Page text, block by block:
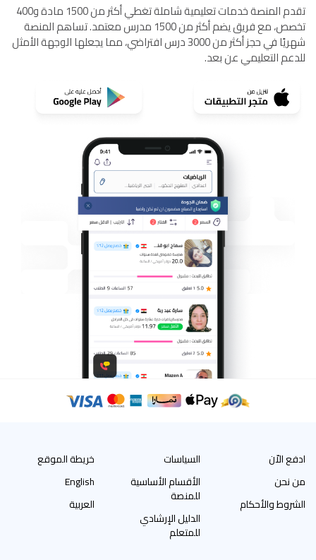
تقدم المنصة خدمات تعليمية شاملة تغطي أكثر من 1500 مادة و400
تخصص، مع فريق يضم أكثر من 1500 مدرس معتمد. تساهم المنصة
شهريًا في حجز أكثر من 3000 درس افتراضي، مما يجعلها الوجهة الأمثل
للدعم التعليمي عن بعد.
ادفع الاّن
من نحن
الشروط والأحكام
السياسات
الأقسام الأساسية
للمنصة
الدليل الإرشادي
للمتعلم
خريطة الموقع
English
العربية